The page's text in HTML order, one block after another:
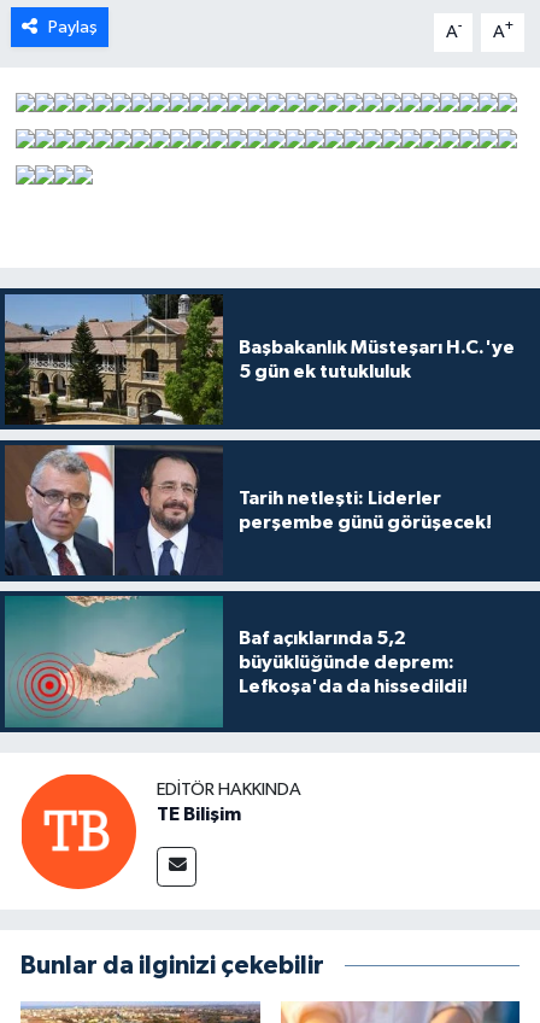
Paylaş A- A+
Başbakanlık Müsteşarı H.C.'ye
5 gün ek tutukluluk
Tarih netleşti: Liderler
perşembe günü görüşecek!
Baf açıklarında 5,2
büyüklüğünde deprem:
Lefkoşa'da da hissedildi!
EDITÖR HAKKINDA
TE Bilişim
Bunlar da ilginizi çekebilir
GÜNEY KIBRIS
İÇ HABERLER
LEFKOŞA
MAGAZİN
Nöbetçi Eczaneler
ÖZEL HABER
SAĞLIK
SİYASET
SPOR
TATLISU
TEKNOLOJİ
YAŞAM